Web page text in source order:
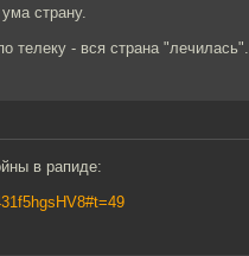
страну.
телеку - вся страна "лечилась".
в рапиде: